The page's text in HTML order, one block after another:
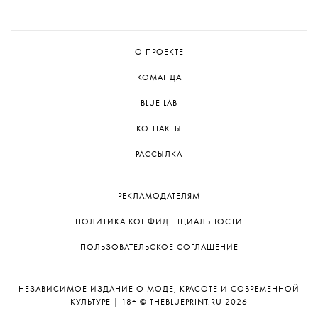
О ПРОЕКТЕ
КОМАНДА
BLUE LAB
КОНТАКТЫ
РАССЫЛКА
РЕКЛАМОДАТЕЛЯМ
ПОЛИТИКА КОНФИДЕНЦИАЛЬНОСТИ
ПОЛЬЗОВАТЕЛЬСКОЕ СОГЛАШЕНИЕ
НЕЗАВИСИМОЕ ИЗДАНИЕ О МОДЕ, КРАСОТЕ И СОВРЕМЕННОЙ
КУЛЬТУРЕ | 18+ © THEBLUEPRINT.RU 2026